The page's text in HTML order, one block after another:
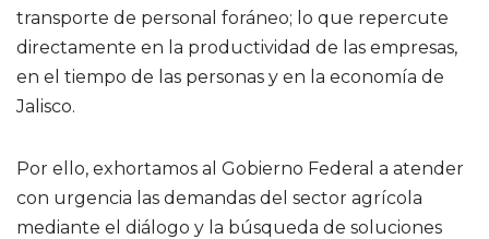
transporte de personal foráneo; lo que repercute
directamente en la productividad de las empresas,
en el tiempo de las personas y en la economía de
Jalisco.
Por ello, exhortamos al Gobierno Federal a atender
con urgencia las demandas del sector agrícola
mediante el diálogo y la búsqueda de soluciones